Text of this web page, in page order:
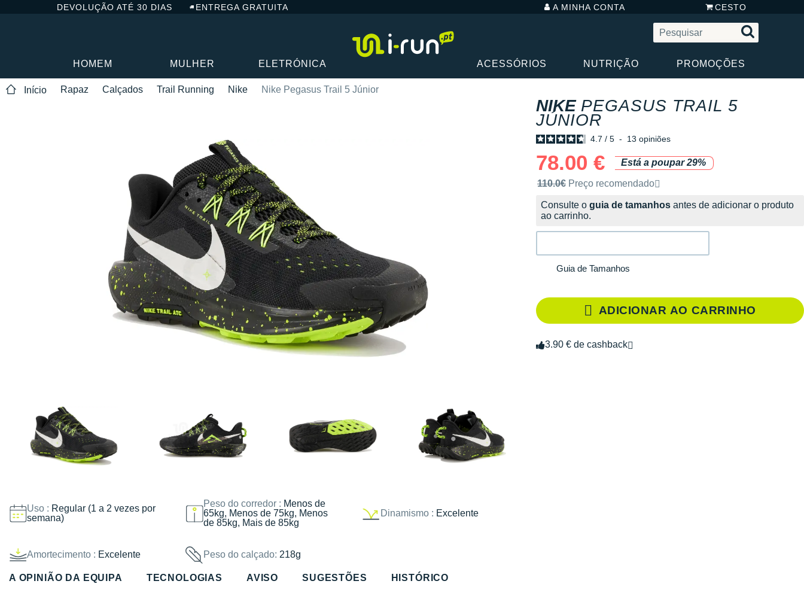
DEVOLUÇÃO ATÉ 30 DIAS ENTREGA GRATUITA A MINHA CONTA CESTO
HOMEM MULHER ELETRÓNICA ACESSÓRIOS NUTRIÇÃO PROMOÇÕES
Início Rapaz Calçados Trail Running Nike Nike Pegasus Trail 5 Júnior
Uso : Regular (1 a 2 vezes por
semana)
Peso do corredor : Menos de
65kg, Menos de 75kg, Menos
de 85kg, Mais de 85kg
Dinamismo : Excelente
Amortecimento : Excelente Peso do calçado: 218g
NIKE PEGASUS TRAIL 5
JÚNIOR
4.7 / 5 - 13 opiniões
78.00 €
Está a poupar 29%
Preço de venda recomendado pela marca
110.0€ Preço recomendado
Consulte o guia de tamanhos antes de adicionar o produto
ao carrinho.
Guia de Tamanhos
ADICIONAR AO CARRINHO
3.90 € de cashback
A OPINIÃO DA EQUIPA TECNOLOGIAS AVISO SUGESTÕES HISTÓRICO